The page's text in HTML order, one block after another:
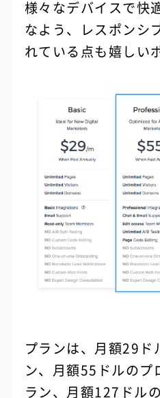
様々なデバイスで快
なよう、レスポンシ
れている点も嬉しい
プランは、月額29ド
ン、月額55ドルのプ
ラン、月額127ドル